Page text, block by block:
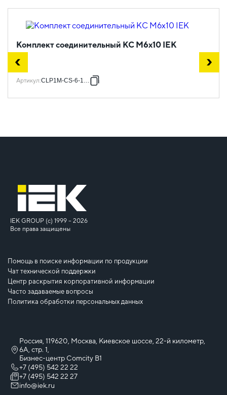
Комплект соединительный КС М6х10 IEK
Артикул:CLP1M-CS-6-10-1
IEK GROUP (c) 1999 – 2026
Все права защищены
Помощь в поиске информации по продукции
Чат технической поддержки
Центр раскрытия корпоративной информации
Часто задаваемые вопросы
Политика обработки персональных данных
Россия, 119620, Москва, Киевское шоссе, 22-й километр,
6А, стр. 1,
Бизнес-центр Comcity B1
+7 (495) 542 22 22
+7 (495) 542 22 27
info@iek.ru